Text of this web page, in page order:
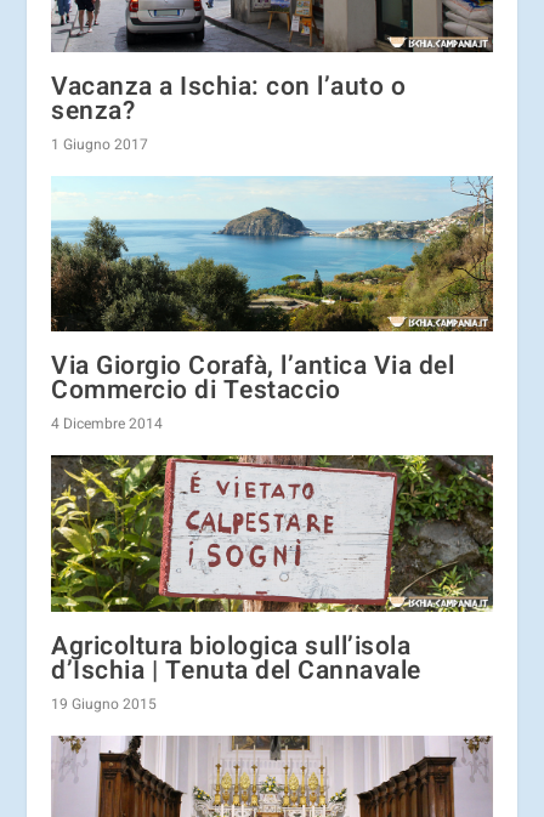
Vacanza a Ischia: con l’auto o
senza?
1 Giugno 2017
Via Giorgio Corafà, l’antica Via del
Commercio di Testaccio
4 Dicembre 2014
Agricoltura biologica sull’isola
d’Ischia | Tenuta del Cannavale
19 Giugno 2015